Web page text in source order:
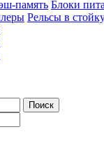
память Блоки
Рельсы в
Поиск